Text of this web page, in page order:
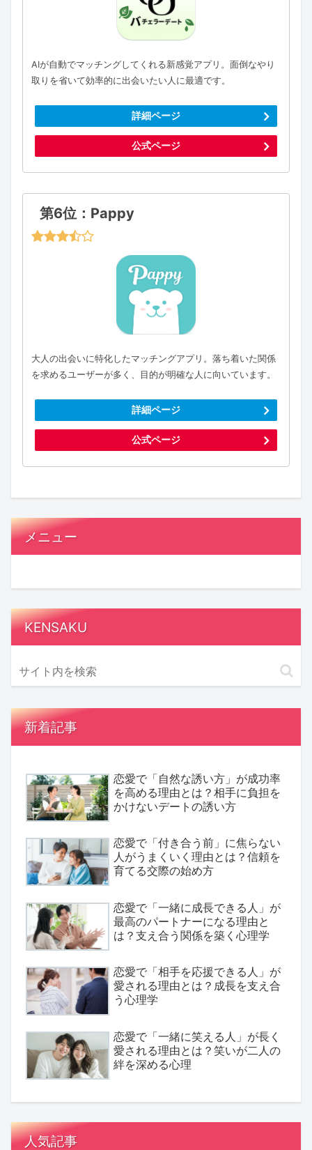
AIが自動でマッチングしてくれる新感覚アプリ。面倒なやり
取りを省いて効率的に出会いたい人に最適です。
詳細ページ
公式ページ
第6位：Pappy
大人の出会いに特化したマッチングアプリ。落ち着いた関係
を求めるユーザーが多く、目的が明確な人に向いています。
詳細ページ
公式ページ
メニュー
KENSAKU
新着記事
恋愛で「自然な誘い方」が成功率
を高める理由とは？相手に負担を
かけないデートの誘い方
恋愛で「付き合う前」に焦らない
人がうまくいく理由とは？信頼を
育てる交際の始め方
恋愛で「一緒に成長できる人」が
最高のパートナーになる理由と
は？支え合う関係を築く心理学
恋愛で「相手を応援できる人」が
愛される理由とは？成長を支え合
う心理学
恋愛で「一緒に笑える人」が長く
愛される理由とは？笑いが二人の
絆を深める心理
人気記事